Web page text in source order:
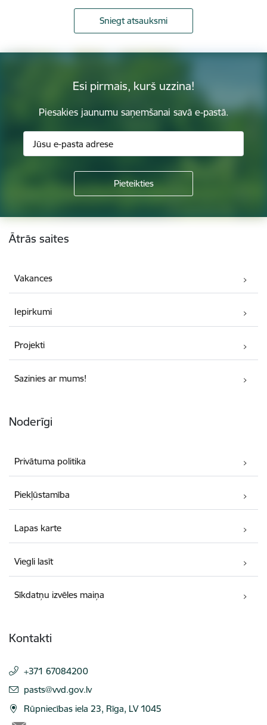
Sniegt atsauksmi
Esi pirmais, kurš uzzina!
Piesakies jaunumu saņemšanai savā e-pastā.
Kājene
Ātrās saites
Vakances
Iepirkumi
Projekti
Sazinies ar mums!
Noderīgi
Privātuma politika
Piekļūstamība
Lapas karte
Viegli lasīt
Sīkdatņu izvēles maiņa
Kontakti
+371 67084200
E-pasts:
pasts@vvd.gov.lv
Rūpniecības iela 23, Rīga, LV 1045